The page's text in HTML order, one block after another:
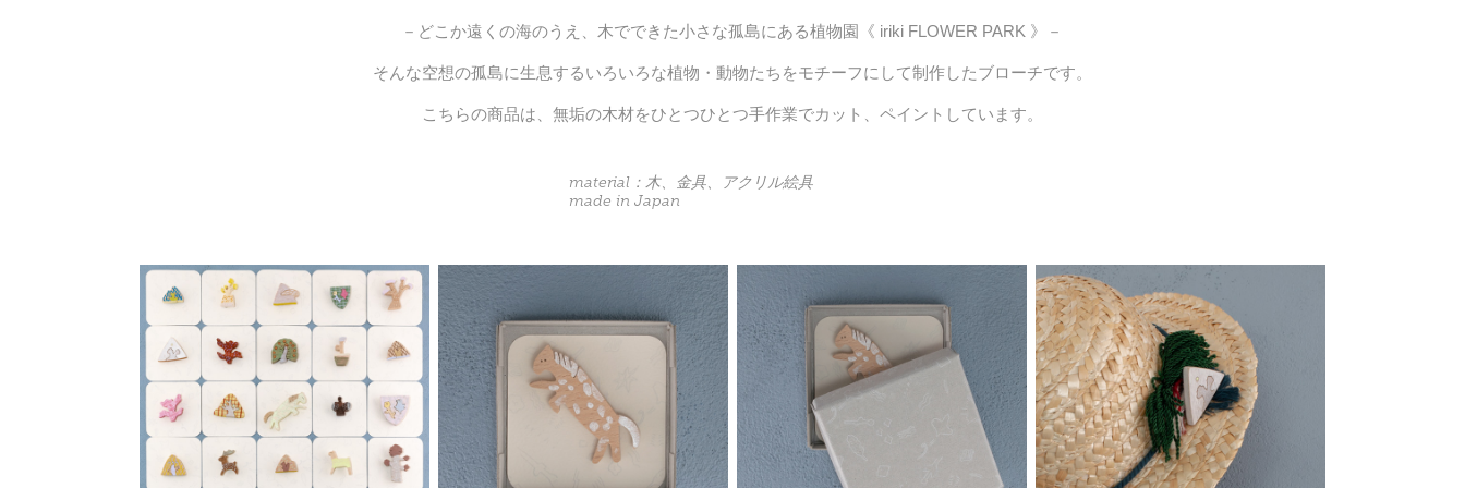
－どこか遠くの海のうえ、木でできた小さな孤島にある植物園《 iriki FLOWER PARK 》－
そんな空想の孤島に生息するいろいろな植物・動物たちをモチーフにして制作したブローチです。
こちらの商品は、無垢の木材をひとつひとつ手作業でカット、ペイントしています。
material：木、金具、アクリル絵具
made in Japan